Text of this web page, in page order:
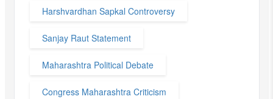
Harshvardhan Sapkal Controversy
Sanjay Raut Statement
Maharashtra Political Debate
Congress Maharashtra Criticism